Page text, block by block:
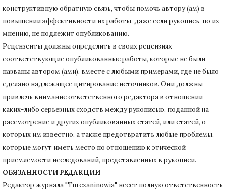
конструктивную обратную связь, чтобы помочь автору (ам) в
повышении эффективности их работы, даже если рукопись, по их
мнению, не подлежит опубликованию.
Рецензенты должны определить в своих рецензиях
соответствующие опубликованные работы, которые не были
названы автором (ами), вместе с любыми примерами, где не было
сделано надлежащее цитирование источников. Они должны
привлечь внимание ответственного редактора в отношении
каких-либо серьезных сходств между рукописью, поданной на
рассмотрение и других опубликованных статей, или статей, о
которых им известно, а также предотвратить любые проблемы,
которые могут иметь место по отношению к этической
приемлемости исследований, представленных в рукописи.
ОБЯЗАННОСТИ РЕДАКЦИИ
Редактор журнала "Turczaninowia" несет полную ответственность